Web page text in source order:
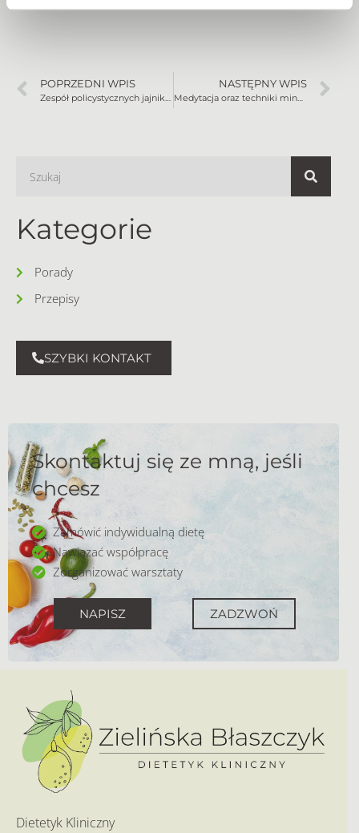
POPRZEDNI WPIS
Zespół policystycznych jajników. Zasady żywienia
NASTĘPNY WPIS
Medytacja oraz techniki mindfulness a zdrowie jelit
Kategorie
Porady
Przepisy
SZYBKI KONTAKT
Skontaktuj się ze mną, jeśli
chcesz
Zamówić indywidualną dietę
Nawiązać współpracę
Zorganizować warsztaty
NAPISZ ZADZWOŃ
Dietetyk Kliniczny